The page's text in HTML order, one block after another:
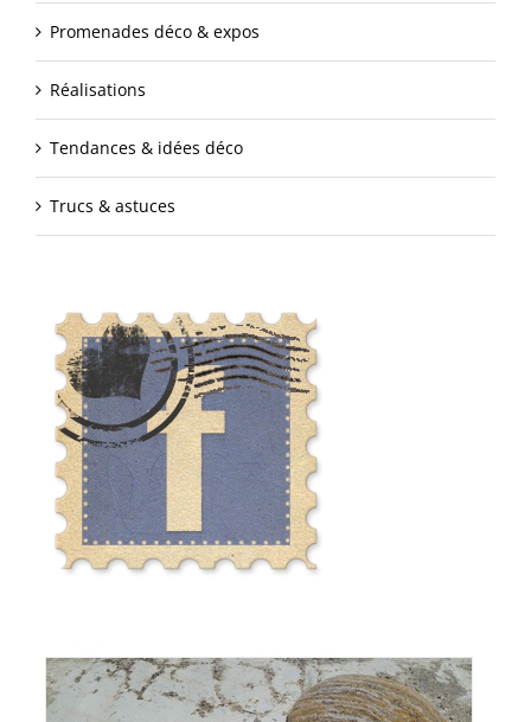
Promenades déco & expos
Réalisations
Tendances & idées déco
Trucs & astuces